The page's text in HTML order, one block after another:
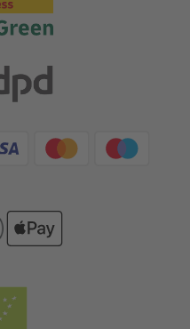
Zahlungsarten